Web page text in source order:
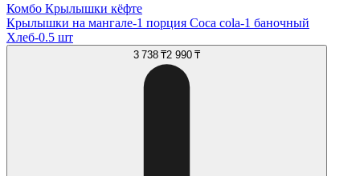
Комбо Крылышки кёфте
Крылышки на мангале-1 порция Coca cola-1 баночный
Хлеб-0.5 шт
3 738 ₸2 990 ₸